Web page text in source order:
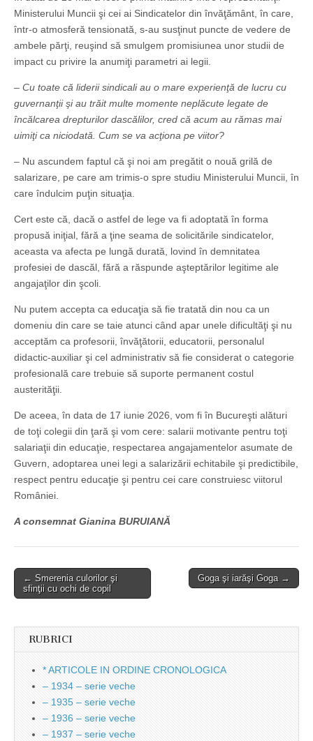
Ministerului Muncii şi cei ai Sindicatelor din învăţământ, în care,
într-o atmosferă tensionată, s-au susţinut puncte de vedere de
ambele părţi, reuşind să smulgem promisiunea unor studii de
impact cu privire la anumiţi parametri ai legii.
– Cu toate că liderii sindicali au o mare experienţă de lucru cu
guvernanţii şi au trăit multe momente neplăcute legate de
încălcarea drepturilor dascălilor, cred că acum au rămas mai
uimiţi ca niciodată. Cum se va acţiona pe viitor?
– Nu ascundem faptul că şi noi am pregătit o nouă grilă de
salarizare, pe care am trimis-o spre studiu Ministerului Muncii, în
care îndulcim puţin situaţia.
Cert este că, dacă o astfel de lege va fi adoptată în forma
propusă iniţial, fără a ţine seama de solicitările sindicatelor,
aceasta va afecta pe lungă durată, lovind în demnitatea
profesiei de dascăl, fără a răspunde aşteptărilor legitime ale
angajaţilor din şcoli.
Nu putem accepta ca educaţia să fie tratată din nou ca un
domeniu din care se taie atunci când apar unele dificultăţi şi nu
acceptăm ca profesorii, învăţătorii, educatorii, personalul
didactic-auxiliar şi cel administrativ să fie considerat o categorie
profesională care trebuie să suporte permanent costul
austerităţii.
De aceea, în data de 17 iunie 2026, vom fi în Bucureşti alături
de toţi colegii din ţară şi vom cere: salarii motivante pentru toţi
salariaţii din educaţie, respectarea angajamentelor asumate de
Guvern, adoptarea unei legi a salarizării echitabile şi predictibile,
respect pentru educaţie şi pentru cei care construiesc viitorul
României.
A consemnat Gianina BURUIANĂ
Post
navigation
← Smerenia culorilor şi
sfinţii cu ochi de copil
Goga şi iarăşi Goga →
RUBRICI
* ARTICOLE IN ORDINE CRONOLOGICA
– 1934 – serie veche
– 1935 – serie veche
– 1936 – serie veche
– 1937 – serie veche